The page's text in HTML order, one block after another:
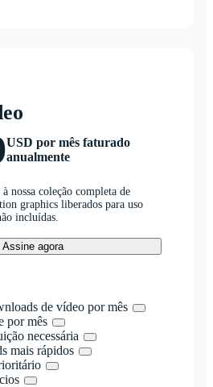
USD por mês faturado
anualmente
nossa coleção completa de
graphics liberados para uso
incluídas.
Assine agora
de vídeo por mês
por mês
necessária
mais rápidos